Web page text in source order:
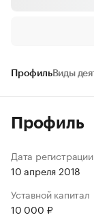
ПрофильВиды
Профиль
Дата регистрации
10 апреля 2018
Уставной капитал
10 000 ₽